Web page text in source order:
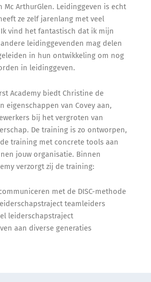
Mc ArthurGlen. Leidinggeven is echt
ze zelf jarenlang met veel
vind het fantastisch dat ik mijn
leidinggevenden mag delen
in hun ontwikkeling om nog
in leidinggeven.
Academy biedt Christine de
eigenschappen van Covey aan,
bij het vergroten van
De training is zo ontworpen,
training met concrete tools aan
jouw organisatie. Binnen
verzorgt zij de training:
met de DISC-methode
teamleiders
leiderschapstraject
aan diverse generaties